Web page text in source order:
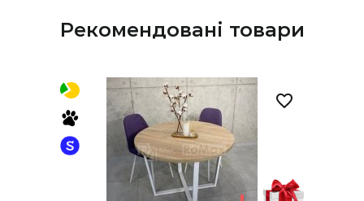
Рекомендовані товари